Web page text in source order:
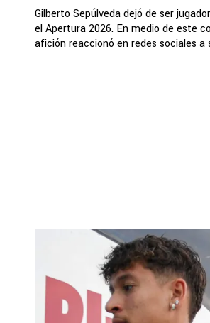
Gilberto Sepúlveda dejó de ser
el Apertura 2026. En medio de este
afición reaccionó en redes sociales a